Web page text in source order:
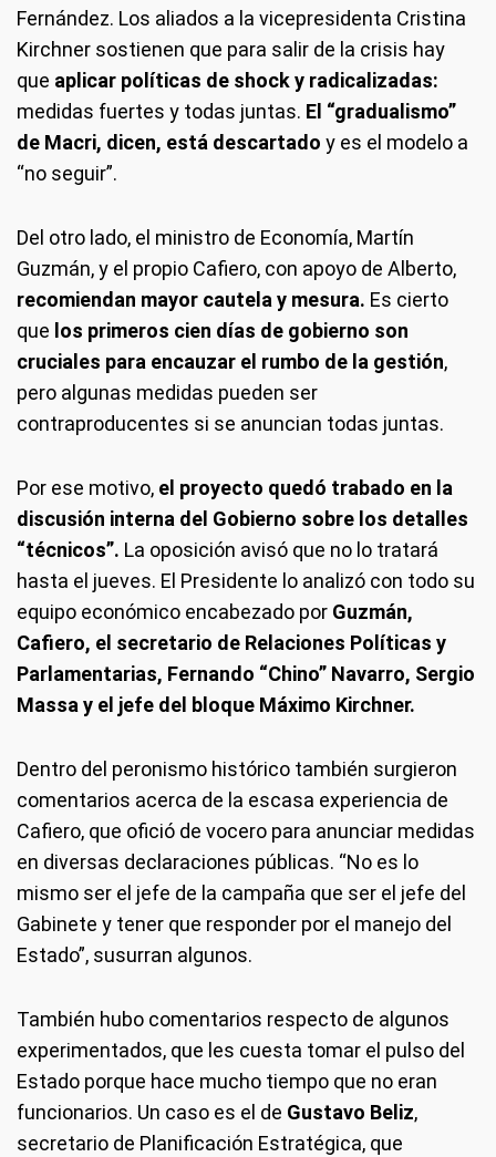
Fernández. Los aliados a la vicepresidenta Cristina
Kirchner sostienen que para salir de la crisis hay
que aplicar políticas de shock y radicalizadas:
medidas fuertes y todas juntas. El “gradualismo”
de Macri, dicen, está descartado y es el modelo a
“no seguir”.
Del otro lado, el ministro de Economía, Martín
Guzmán, y el propio Cafiero, con apoyo de Alberto,
recomiendan mayor cautela y mesura. Es cierto
que los primeros cien días de gobierno son
cruciales para encauzar el rumbo de la gestión,
pero algunas medidas pueden ser
contraproducentes si se anuncian todas juntas.
Por ese motivo, el proyecto quedó trabado en la
discusión interna del Gobierno sobre los detalles
“técnicos”. La oposición avisó que no lo tratará
hasta el jueves. El Presidente lo analizó con todo su
equipo económico encabezado por Guzmán,
Cafiero, el secretario de Relaciones Políticas y
Parlamentarias, Fernando “Chino” Navarro, Sergio
Massa y el jefe del bloque Máximo Kirchner.
Dentro del peronismo histórico también surgieron
comentarios acerca de la escasa experiencia de
Cafiero, que ofició de vocero para anunciar medidas
en diversas declaraciones públicas. “No es lo
mismo ser el jefe de la campaña que ser el jefe del
Gabinete y tener que responder por el manejo del
Estado”, susurran algunos.
También hubo comentarios respecto de algunos
experimentados, que les cuesta tomar el pulso del
Estado porque hace mucho tiempo que no eran
funcionarios. Un caso es el de Gustavo Beliz,
secretario de Planificación Estratégica, que